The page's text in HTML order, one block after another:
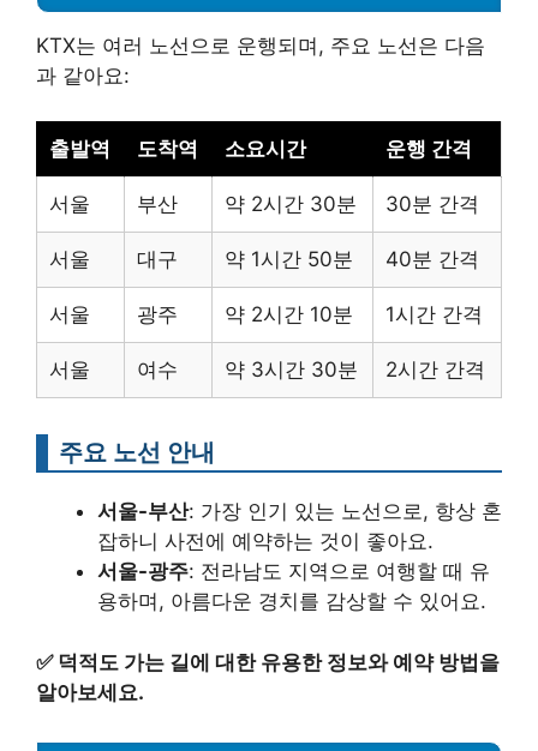
KTX는 여러 노선으로 운행되며, 주요 노선은 다음
과 같아요:
출발역 도착역 소요시간 운행 간격
서울 부산 약 2시간 30분 30분 간격
서울 대구 약 1시간 50분 40분 간격
서울 광주 약 2시간 10분 1시간 간격
서울 여수 약 3시간 30분 2시간 간격
주요 노선 안내
서울-부산: 가장 인기 있는 노선으로, 항상 혼
잡하니 사전에 예약하는 것이 좋아요.
서울-광주: 전라남도 지역으로 여행할 때 유
용하며, 아름다운 경치를 감상할 수 있어요.
✅ 덕적도 가는 길에 대한 유용한 정보와 예약 방법을
알아보세요.